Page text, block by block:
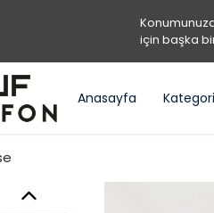
için başka
Anasayfa